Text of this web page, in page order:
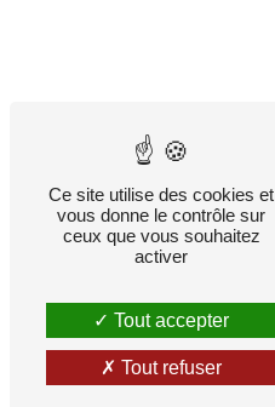
Ce site utilise des cookies et
vous donne le contrôle sur
ceux que vous souhaitez
activer
Tout accepter
Tout refuser